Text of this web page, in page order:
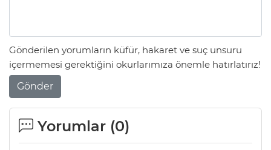
Gönderilen yorumların küfür, hakaret ve suç unsuru
içermemesi gerektiğini okurlarımıza önemle hatırlatırız!
Gönder
Yorumlar (0)